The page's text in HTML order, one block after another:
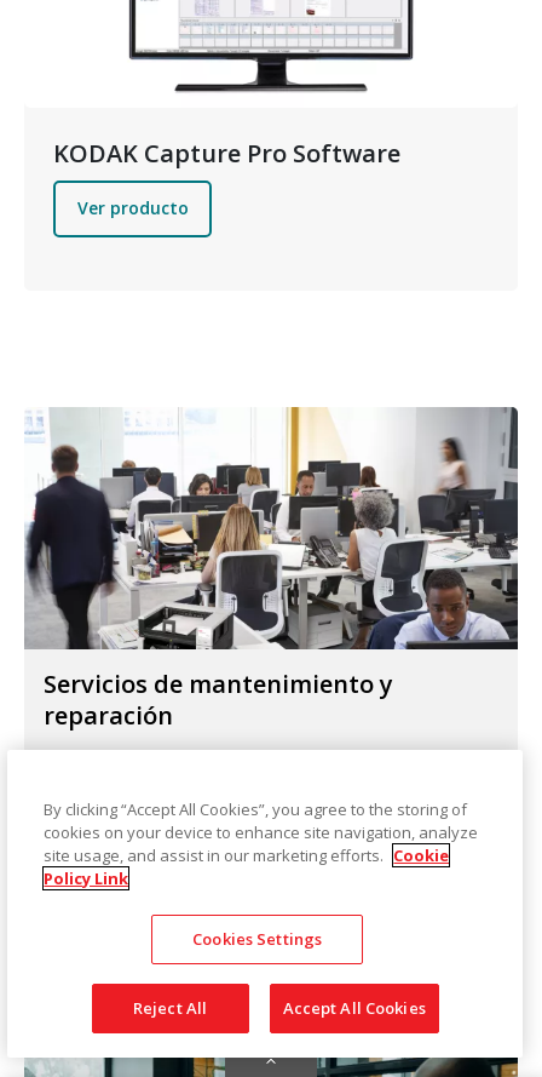
KODAK Capture Pro Software
Ver producto
Servicios de mantenimiento y
reparación
el máximo rendimiento de su inversión en el
escáner y el software.
By clicking “Accept All Cookies”, you agree to the storing of
cookies on your device to enhance site navigation, analyze
site usage, and assist in our marketing efforts. Cookie
Policy Link
Cookies Settings
Reject All Accept All Cookies